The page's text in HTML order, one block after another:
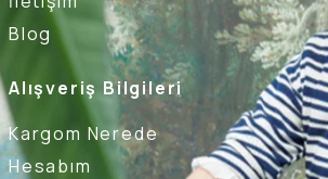
Blog
Alışveriş Bilgileri
Kargom Nerede
Hesabım